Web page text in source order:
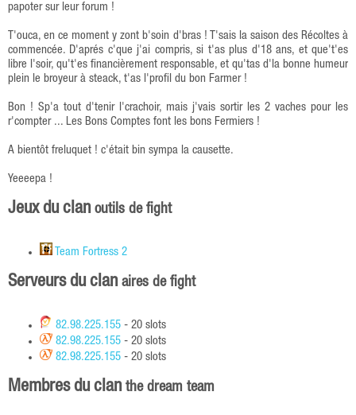
papoter sur leur forum !
T'ouca, en ce moment y zont b'soin d'bras ! T'sais la saison des Récoltes à
commencée. D'aprés c'que j'ai compris, si t'as plus d'18 ans, et que't'es
libre l'soir, qu't'es financièrement responsable, et qu'tas d'la bonne humeur
plein le broyeur à steack, t'as l'profil du bon Farmer !
Bon ! Sp'a tout d'tenir l'crachoir, mais j'vais sortir les 2 vaches pour les
r'compter ... Les Bons Comptes font les bons Fermiers !
A bientôt freluquet ! c'était bin sympa la causette.
Yeeeepa !
Jeux du clan outils de fight
Team Fortress 2
Serveurs du clan aires de fight
82.98.225.155 - 20 slots
82.98.225.155 - 20 slots
82.98.225.155 - 20 slots
Membres du clan the dream team